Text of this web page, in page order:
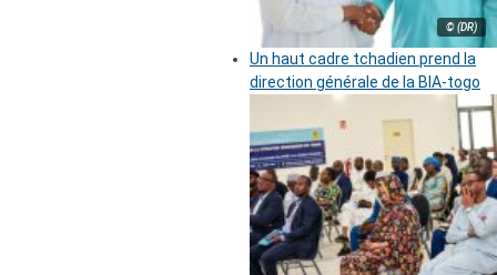
© (DR)
Un haut cadre tchadien prend la
direction générale de la BIA-togo